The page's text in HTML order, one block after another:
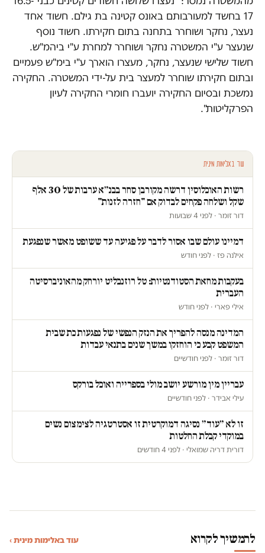
17 בחשד למעורבותם באונס קטינה בת גילם. חשוד אחד
נעצר, נחקר ושוחרר בתחנה בתום חקירתו. חשוד נוסף
שנעצר ע"י המשטרה נחקר ושוחרר למחרת ע"י ביהמ"ש.
חשוד שלישי שנעצר, נחקר, מעצרו הוארך ע"י בימ"ש פעמיים
ובתום חקירתו שוחרר למעצר בית על-ידי המשטרה. החקירה
נמשכת ובסיום החקירה יועברו חומרי החקירה לעיון
הפרקליטות".
עוד באלימות מינית
רשות האוכלוסין דרשה מקורבן סחר בבנ״א ערבות של 30 אלף
שקל ושלחה פקחים לבדוק אם "חזרה לזנות"
דור זומר · לפני 4 שבועות
דמיינו עולם שבו אסור לדבר על פגיעה עד ששופט מאשר שנפגעת
אילנה פז · לפני חודש
בעקבות מחאת הסטודנטיות: טל רוזנבליט יורחק מהאוניברסיטה
העברית
אילי פארי · לפני חודש
המדינה מנסה להפריך את הנזק הנפשי של נפגעות כת שבית
המשפט קבע כי הוחזקו במשך שנים בתנאי עבדות
דור זומר · לפני חודשיים
עבריין מין מורשע יושב מולי בספרייה ואוכל בורקס
עילי אבידר · לפני חודשיים
זו לא ״עוד״ נסיגה דמוקרטית זו אסטרטגיה לצימצום נשים
במוקדי קבלת החלטות
דורית דריה שמואלי · לפני 4 חודשים
להמשיך לקרוא עוד באלימות מינית ›